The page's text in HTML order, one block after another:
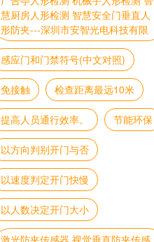
慧厨房人形检测 智慧安全门垂直人
形防夹---深圳市安智光电科技有限
感应门和门禁符号(中文对照)
免接触 检查距离最远10米
提高人员通行效率。 节能环保
以方向判别开门与否
以速度判定开门快慢
以人数决定开门大小
激光防夹传感器 视觉垂直防夹传感